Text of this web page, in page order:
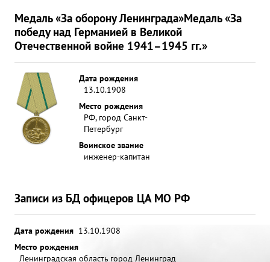
Медаль «За оборону Ленинграда»Медаль «За
победу над Германией в Великой
Отечественной войне 1941–1945 гг.»
Дата рождения
13.10.1908
Место рождения
РФ, город Санкт-
Петербург
Воинское звание
инженер-капитан
Записи из БД офицеров ЦА МО РФ
Дата рождения 13.10.1908
Место рождения
Ленинградская область город Ленинград